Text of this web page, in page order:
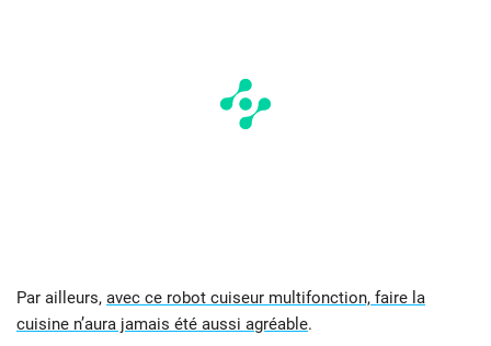
Par ailleurs, avec ce robot cuiseur multifonction, faire la
cuisine n’aura jamais été aussi agréable.